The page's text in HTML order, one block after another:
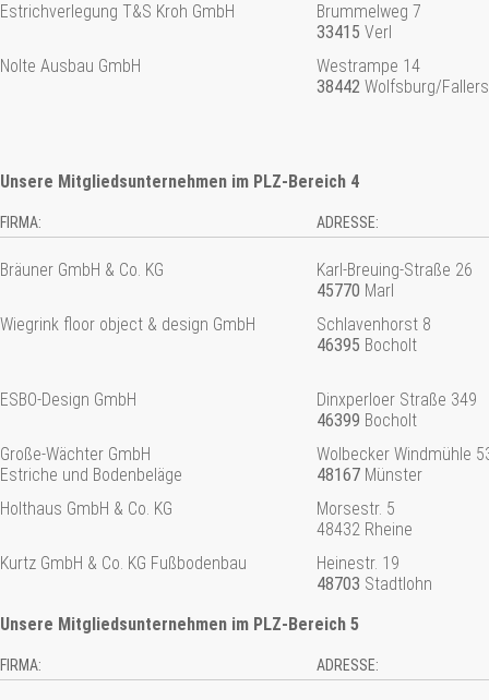
Estrichverlegung T&S Kroh GmbH
Brummelweg 7
33415 Verl
Nolte Ausbau GmbH
Westrampe 14
38442 Wolfsburg/
Unsere Mitgliedsunternehmen im PLZ-Bereich 4
FIRMA: ADRESSE:
Bräuner GmbH & Co. KG
Karl-Breuing-Straße 26
45770 Marl
Wiegrink floor object & design GmbH
Schlavenhorst 8
46395 Bocholt
ESBO-Design GmbH
Dinxperloer Straße 349
46399 Bocholt
Große-Wächter GmbH
Estriche und Bodenbeläge
Wolbecker Windmühle
48167 Münster
Holthaus GmbH & Co. KG
Morsestr. 5
48432 Rheine
Kurtz GmbH & Co. KG Fußbodenbau
Heinestr. 19
48703 Stadtlohn
Unsere Mitgliedsunternehmen im PLZ-Bereich 5
FIRMA: ADRESSE: